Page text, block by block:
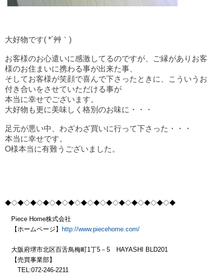
大好物です( *´艸｀)
お客様のお心遣いに感激してるのですが、ご縁がありお客
様のお住まいに携わる事が出来た事、
そしてお客様が笑顔で喜んで下さったときに、こういうお
付き合いをさせていただける事が
本当に幸せでございます。
大好物も更に美味しく格別のお味に・・・
足元が悪い中、わざわざ買いに行って下さった・・・
本当に幸せです。
O様本当に有難うございました。
◆◇◆◇◆◇◆◇◆◇◆◇◆◇◆◇◆◇◆◇◆◇◆◇◆◇◆
Piece Home株式会社
【ホームページ】
http://www.piecehome.com/
大阪府堺市北区百舌鳥梅町1丁5－5 HAYASHI BLD201
【売買事業部】
TEL:072-246-2211